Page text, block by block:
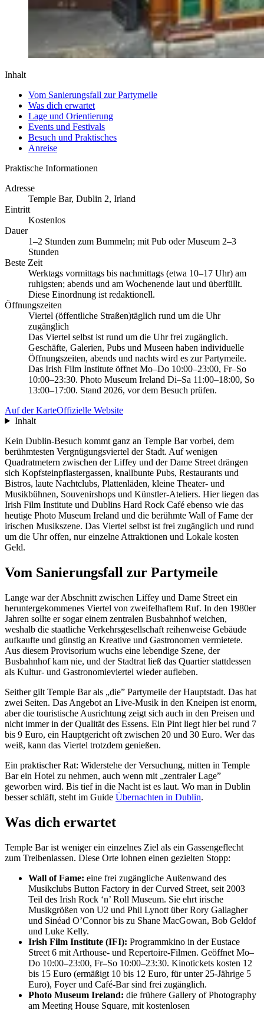
Inhalt
Vom Sanierungsfall zur Partymeile
Was dich erwartet
Lage und Orientierung
Events und Festivals
Besuch und Praktisches
Anreise
Praktische Informationen
Adresse
Temple Bar, Dublin 2, Irland
Eintritt
Kostenlos
Dauer
1–2 Stunden zum Bummeln; mit Pub oder Museum 2–3
Stunden
Beste Zeit
Werktags vormittags bis nachmittags (etwa 10–17 Uhr) am
ruhigsten; abends und am Wochenende laut und überfüllt.
Diese Einordnung ist redaktionell.
Öffnungszeiten
Viertel (öffentliche Straßen)täglich rund um die Uhr
zugänglich
Das Viertel selbst ist rund um die Uhr frei zugänglich.
Geschäfte, Galerien, Pubs und Museen haben individuelle
Öffnungszeiten, abends und nachts wird es zur Partymeile.
Das Irish Film Institute öffnet Mo–Do 10:00–23:00, Fr–So
10:00–23:30. Photo Museum Ireland Di–Sa 11:00–18:00, So
13:00–17:00. Stand 2026, vor dem Besuch prüfen.
Auf der KarteOffizielle Website
Inhalt
Kein Dublin-Besuch kommt ganz an Temple Bar vorbei, dem
berühmtesten Vergnügungsviertel der Stadt. Auf wenigen
Quadratmetern zwischen der Liffey und der Dame Street drängen
sich Kopfsteinpflastergassen, knallbunte Pubs, Restaurants und
Bistros, laute Nachtclubs, Plattenläden, kleine Theater- und
Musikbühnen, Souvenirshops und Künstler-Ateliers. Hier liegen das
Irish Film Institute und Dublins Hard Rock Café ebenso wie das
heutige Photo Museum Ireland und die berühmte Wall of Fame der
irischen Musikszene. Das Viertel selbst ist frei zugänglich und rund
um die Uhr offen, nur einzelne Attraktionen und Lokale kosten
Geld.
Vom Sanierungsfall zur Partymeile
Lange war der Abschnitt zwischen Liffey und Dame Street ein
heruntergekommenes Viertel von zweifelhaftem Ruf. In den 1980er
Jahren sollte er sogar einem zentralen Busbahnhof weichen,
weshalb die staatliche Verkehrsgesellschaft reihenweise Gebäude
aufkaufte und günstig an Kreative und Gastronomen vermietete.
Aus diesem Provisorium wuchs eine lebendige Szene, der
Busbahnhof kam nie, und der Stadtrat ließ das Quartier stattdessen
als Kultur- und Gastronomieviertel wieder aufleben.
Seither gilt Temple Bar als „die” Partymeile der Hauptstadt. Das hat
zwei Seiten. Das Angebot an Live-Musik in den Kneipen ist enorm,
aber die touristische Ausrichtung zeigt sich auch in den Preisen und
nicht immer in der Qualität des Essens. Ein Pint liegt hier bei rund 7
bis 9 Euro, ein Hauptgericht oft zwischen 20 und 30 Euro. Wer das
weiß, kann das Viertel trotzdem genießen.
Ein praktischer Rat: Widerstehe der Versuchung, mitten in Temple
Bar ein Hotel zu nehmen, auch wenn mit „zentraler Lage”
geworben wird. Bis tief in die Nacht ist es laut. Wo man in Dublin
besser schläft, steht im Guide Übernachten in Dublin.
Was dich erwartet
Temple Bar ist weniger ein einzelnes Ziel als ein Gassengeflecht
zum Treibenlassen. Diese Orte lohnen einen gezielten Stopp:
Wall of Fame: eine frei zugängliche Außenwand des
Musikclubs Button Factory in der Curved Street, seit 2003
Teil des Irish Rock ‘n’ Roll Museum. Sie ehrt irische
Musikgrößen von U2 und Phil Lynott über Rory Gallagher
und Sinéad O’Connor bis zu Shane MacGowan, Bob Geldof
und Luke Kelly.
Irish Film Institute (IFI): Programmkino in der Eustace
Street 6 mit Arthouse- und Repertoire-Filmen. Geöffnet Mo–
Do 10:00–23:00, Fr–So 10:00–23:30. Kinotickets kosten 12
bis 15 Euro (ermäßigt 10 bis 12 Euro, für unter 25-Jährige 5
Euro), Foyer und Café-Bar sind frei zugänglich.
Photo Museum Ireland: die frühere Gallery of Photography
am Meeting House Square, mit kostenlosen